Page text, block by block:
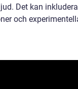
Det kan
och